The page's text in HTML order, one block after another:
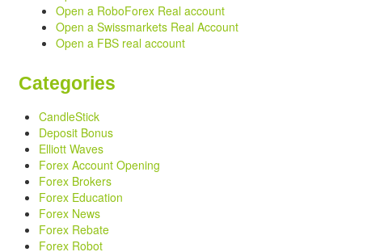
Open a RoboForex Real account
Open a Swissmarkets Real Account
Open a FBS real account
Categories
CandleStick
Deposit Bonus
Elliott Waves
Forex Account Opening
Forex Brokers
Forex Education
Forex News
Forex Rebate
Forex Robot